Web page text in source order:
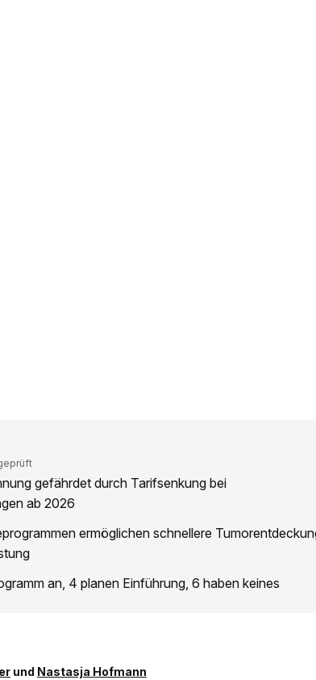
gefährdet durch Tarifsenkung bei
ab 2026
ermöglichen schnellere
an, 4 planen Einführung, 6 haben keines
und Nastasja Hofmann